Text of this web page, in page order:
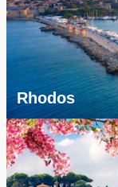
Rhodos